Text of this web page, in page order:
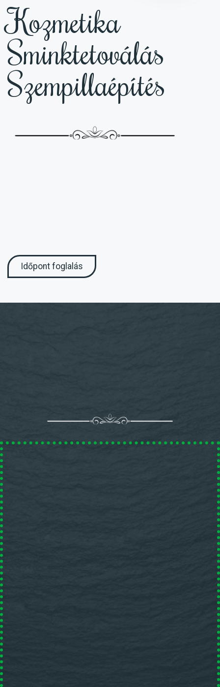
Kozmetika
Sminktetoválás
Szempillaépítés
Időpont foglalás